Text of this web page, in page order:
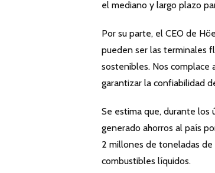
el mediano y largo plazo
Por su parte, el CEO de
pueden ser las terminales
sostenibles. Nos complace
garantizar la confiabilidad
Se estima que, durante los
generado ahorros al país
2 millones de toneladas de
combustibles líquidos.